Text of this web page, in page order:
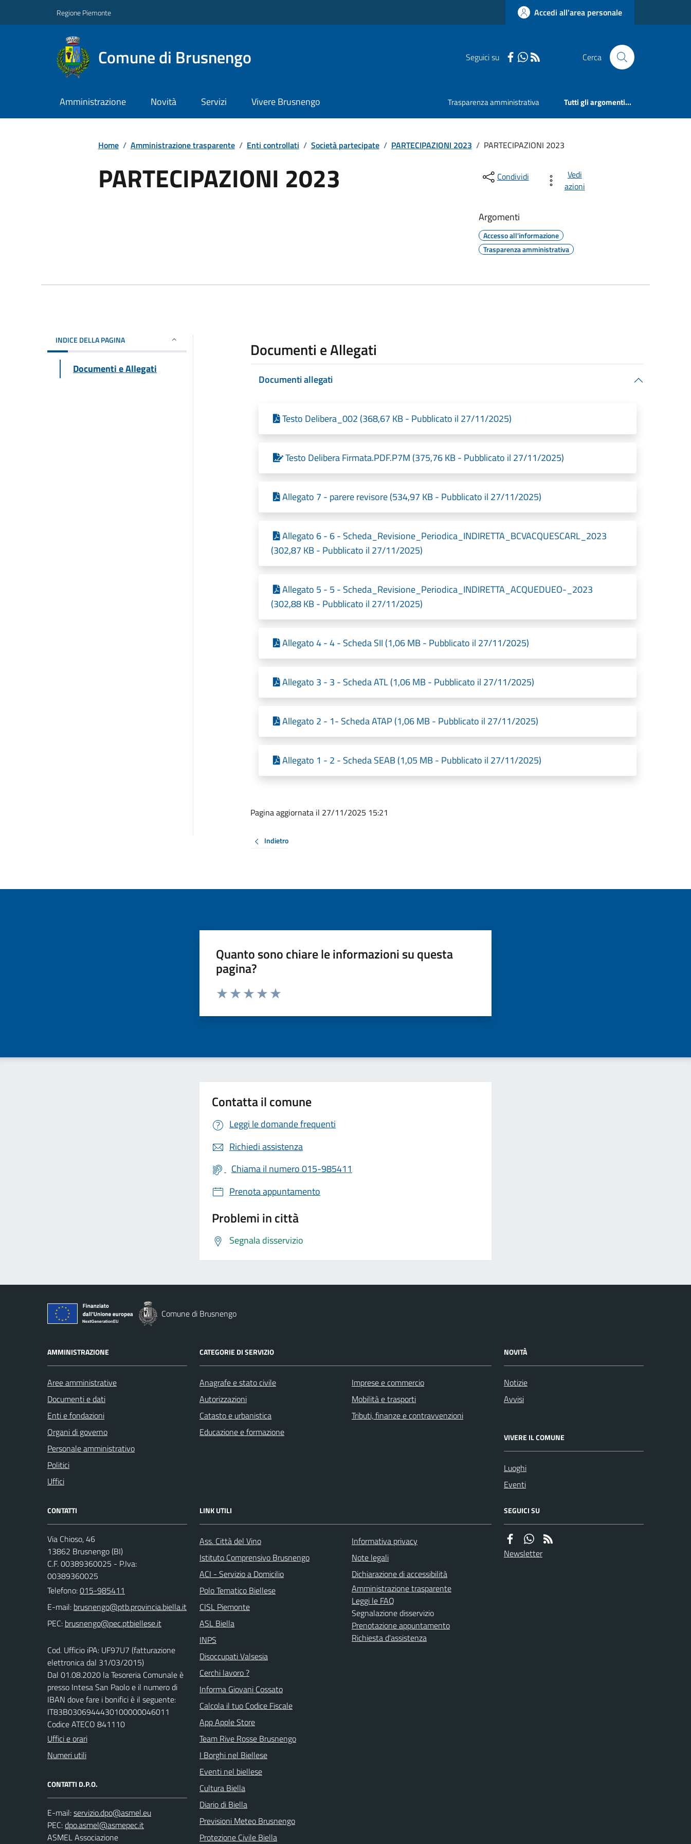
Regione Piemonte Accedi all'area personale
Comune di Brusnengo Seguici su Cerca
Amministrazione Novità Servizi Vivere Brusnengo Trasparenza amministrativa Tutti gli argomenti...
Home / Amministrazione trasparente / Enti controllati / Società partecipate / PARTECIPAZIONI 2023 / PARTECIPAZIONI 2023
PARTECIPAZIONI 2023 Condividi
Vedi
azioni
Argomenti
Accesso all'informazione
Trasparenza amministrativa
INDICE DELLA PAGINA
Documenti e Allegati
Documenti e Allegati
Documenti allegati
Testo Delibera_002 (368,67 KB - Pubblicato il 27/11/2025)
Testo Delibera Firmata.PDF.P7M (375,76 KB - Pubblicato il 27/11/2025)
Allegato 7 - parere revisore (534,97 KB - Pubblicato il 27/11/2025)
Allegato 6 - 6 - Scheda_Revisione_Periodica_INDIRETTA_BCVACQUESCARL_2023
(302,87 KB - Pubblicato il 27/11/2025)
Allegato 5 - 5 - Scheda_Revisione_Periodica_INDIRETTA_ACQUEDUEO-_2023
(302,88 KB - Pubblicato il 27/11/2025)
Allegato 4 - 4 - Scheda SII (1,06 MB - Pubblicato il 27/11/2025)
Allegato 3 - 3 - Scheda ATL (1,06 MB - Pubblicato il 27/11/2025)
Allegato 2 - 1- Scheda ATAP (1,06 MB - Pubblicato il 27/11/2025)
Allegato 1 - 2 - Scheda SEAB (1,05 MB - Pubblicato il 27/11/2025)
Pagina aggiornata il 27/11/2025 15:21
Indietro
Quanto sono chiare le informazioni su questa
pagina?
Valuta da 1 a 5 stelle la pagina
Contatta il comune
Leggi le domande frequenti
Richiedi assistenza
Chiama il numero 015-985411
Prenota appuntamento
Problemi in città
Segnala disservizio
Comune di Brusnengo
AMMINISTRAZIONE
Aree amministrative
Documenti e dati
Enti e fondazioni
Organi di governo
Personale amministrativo
Politici
Uffici
CATEGORIE DI SERVIZIO
Anagrafe e stato civile
Autorizzazioni
Catasto e urbanistica
Educazione e formazione
Imprese e commercio
Mobilità e trasporti
Tributi, finanze e contravvenzioni
NOVITÀ
Notizie
Avvisi
VIVERE IL COMUNE
Luoghi
Eventi
CONTATTI
Via Chioso, 46
13862 Brusnengo (BI)
C.F. 00389360025 - P.Iva:
00389360025
Telefono:015-985411
E-mail:
PEC:
Cod. Ufficio iPA: UF97U7 (fatturazione
elettronica dal 31/03/2015)
Dal 01.08.2020 la Tesoreria Comunale è
presso Intesa San Paolo e il numero di
IBAN dove fare i bonifici è il seguente:
IT83B0306944430100000046011
Codice ATECO 841110
Uffici e orari
Numeri utili
CONTATTI D.P.O.
E-mail:
PEC:
ASMEL Associazione
LINK UTILI
Ass. Città del Vino
Istituto Comprensivo Brusnengo
ACI - Servizio a Domicilio
Polo Tematico Biellese
CISL Piemonte
ASL Biella
INPS
Disoccupati Valsesia
Cerchi lavoro ?
Informa Giovani Cossato
Calcola il tuo Codice Fiscale
App Apple Store
Team Rive Rosse Brusnengo
I Borghi nel Biellese
Eventi nel biellese
Cultura Biella
Diario di Biella
Previsioni Meteo Brusnengo
Protezione Civile Biella
Informativa privacy
Note legali
Dichiarazione di accessibilità
Amministrazione trasparente
Leggi le FAQ
Segnalazione disservizio
Prenotazione appuntamento
Richiesta d'assistenza
SEGUICI SU
Newsletter